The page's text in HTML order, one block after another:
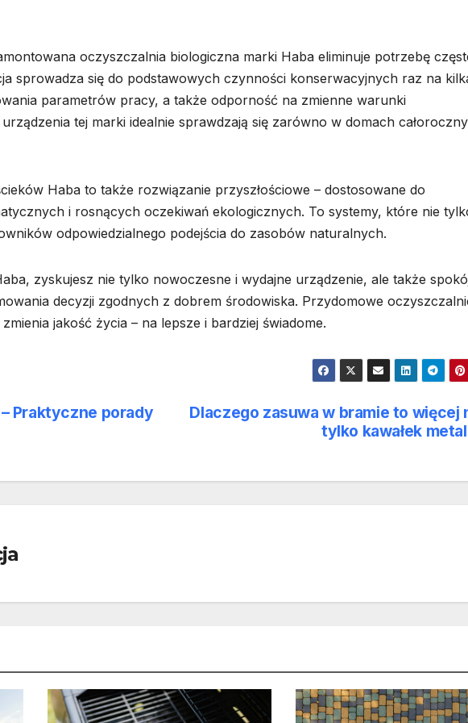
oczyszczalnia biologiczna marki Haba eliminuje potrzebę
sprowadza się do podstawowych czynności konserwacyjnych raz na
parametrów pracy, a także odporność na zmienne warunki
tej marki idealnie sprawdzają się zarówno w domach
Haba to także rozwiązanie przyszłościowe – dostosowane do
i rosnących oczekiwań ekologicznych. To systemy, które nie
odpowiedzialnego podejścia do zasobów naturalnych.
zyskujesz nie tylko nowoczesne i wydajne urządzenie, ale także
decyzji zgodnych z dobrem środowiska. Przydomowe
jakość życia – na lepsze i bardziej świadome.
Dlaczego zasuwa w bramie to więcej
tylko kawałek
Praktyczne porady